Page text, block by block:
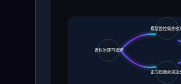
資料治理可追溯
模型監控偏差檢
正向迴圈合規加